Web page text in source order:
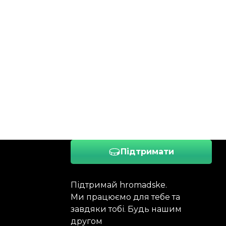
Підтримати
Підтримай hromadske.
Ми працюємо для тебе та
завдяки тобі. Будь нашим
другом